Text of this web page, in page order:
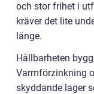
och stor frihet i
kräver det lite
länge.
Hållbarheten
Varmförzinkning
skyddande lager